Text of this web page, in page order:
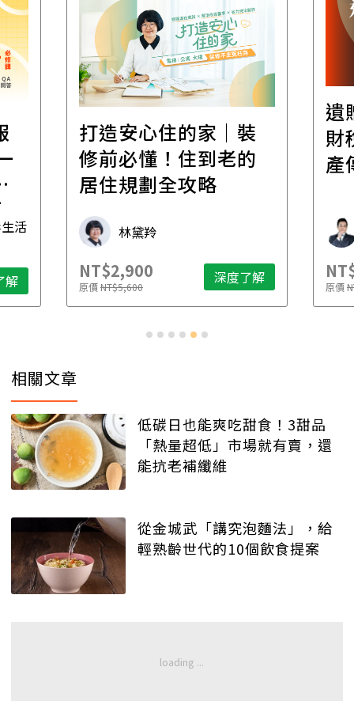
活
解
打造安心住的家｜裝
修前必懂！住到老的
居住規劃全攻略
林黛羚
NT$2,900
原價NT$5,600 深度了解
遺
財
產
原價
相關文章
低碳日也能爽吃甜食！3甜品
「熱量超低」市場就有賣，還
能抗老補纖維
從金城武「講究泡麵法」，給
輕熟齡世代的10個飲食提案